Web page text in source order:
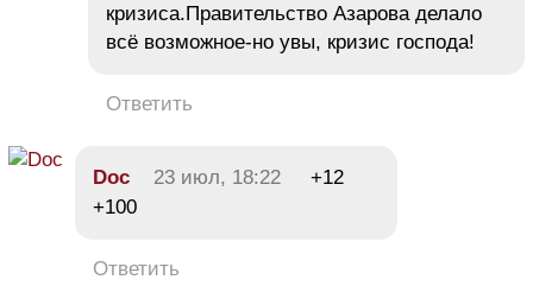
кризиса.Правительство Азарова делало
всё возможное-но увы, кризис господа!
Ответить
Doc 23 июл, 18:22
+12
+100
Ответить